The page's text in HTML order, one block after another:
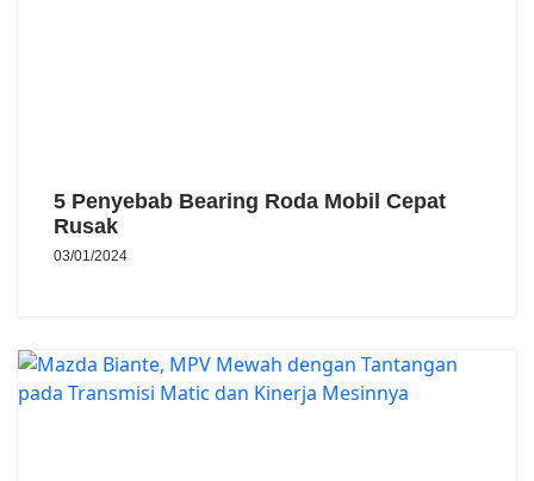
5 Penyebab Bearing Roda Mobil Cepat
Rusak
03/01/2024